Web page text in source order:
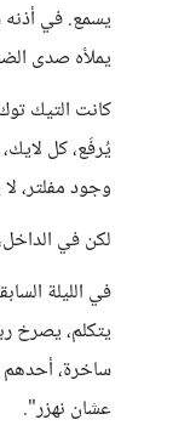
يسمع. في
يملأه صدى
كانت التيك
يُرفَع، كل
وجود مفلتر،
لكن في
في الليلة
يتكلم، يصرخ
ساخرة، أحدهم
عشان نهزر".